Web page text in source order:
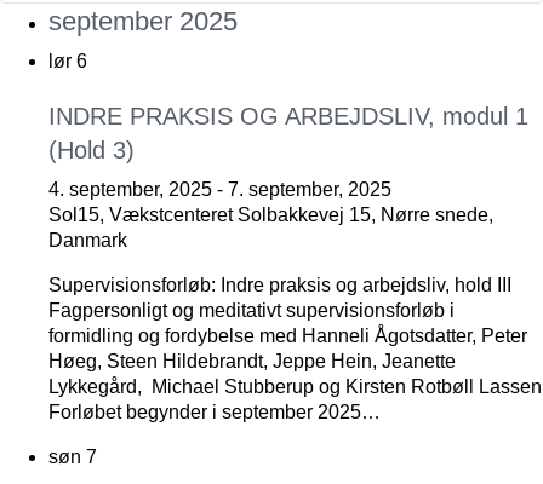
september 2025
lør 6
INDRE PRAKSIS OG ARBEJDSLIV, modul 1
(Hold 3)
4. september, 2025 - 7. september, 2025
Sol15, Vækstcenteret Solbakkevej 15, Nørre snede,
Danmark
Supervisionsforløb: Indre praksis og arbejdsliv, hold III
Fagpersonligt og meditativt supervisionsforløb i
formidling og fordybelse med Hanneli Ågotsdatter, Peter
Høeg, Steen Hildebrandt, Jeppe Hein, Jeanette
Lykkegård, Michael Stubberup og Kirsten Rotbøll Lassen
Forløbet begynder i september 2025…
søn 7